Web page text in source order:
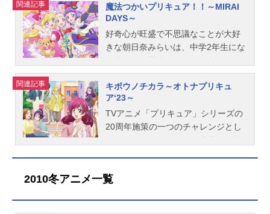
き：宮田俊哉スタッフ原作：東堂い
づみシリーズディレクター：深澤...
リンセス・エル／キュアマジェステ
ィ：古賀葵虹ヶ丘ヨヨ：塩田朋子カ
バトン：間宮康弘バッタモンダー：K
ENNミノトン：酒井敬幸スキアヘッ
グ：本田貴子スタッフシリーズディ
レクター：小川孝治シリーズ構成：
金月龍之介キャラクターデザイン：
斎藤敦史...
﨑敦美猫屋敷ユキ／キュアニャミ
ー：松田颯水猫屋敷まゆ／キュアリ
リアン：上田麗奈兎山悟：寺島拓篤
メエメエ：立花慎之介ガオウ：大塚
原麻衣ニコ：植田佳奈スタッフシリ
ーズディレクター：佐藤雅教 シリ
ーズ構成：成田良美キャラクターデ
ザイン：内田陽子衣装・プロップデ
ザイン：NaSka美術デザイン：いい
佳 髙橋麻樹アニメーション制作：
れ、伝説の救世主《キュアアイド
ル》に変身！歌って踊ってファンサ
して♡どんな真っ暗闇でも、キミを
キラッキランランにしちゃうよ！作
形態TVアニメシリーズプリキュアス
ケジュール2025年2月2日（日）～20
26年1月25日（日）ABCテレビ・テ
レビ朝日系列全国24局ネットにて話
数全49話キャスト咲良うた／キュア
プリルン／キュアズキューン：南條
美春ピカリーネ：大原さやかタナカ
ったのは、名探偵に憧れている14歳
の女の子【小林みくる】！そんな
中、事件発生！？大切なものを盗ま
れて困っている人がいるみたい…！
ざ…！？困っている人を見逃せな
い…！そんな思いから、あんなとみ
くるは【名探偵プリキュア】に変
身！！名探偵プリキュアがみんなの
笑顔を推理で守る！「そのナゾ！キ
放送形態TVアニメシリーズプリキュ
～テレビ朝日系にてキャスト明智あ
関連記事
魔法つかいプリキュア！！～MIRAI
DAYS～
好奇心が旺盛で不思議なことが大好
きな朝日奈みらいは、中学2年生にな
と出会う。奇跡と魔法に導かれて、
リコと共に伝説の魔法つかい「プリ
キュア」に変身!みらいが大切にして
いるクマのぬいぐるみのモフルン
や、「リンクルスマホン」から生ま
った混沌を退ける。しかしそれはみ
関連記事
キボウノチカラ～オトナプリキュ
ア‘23～
TVアニメ「プリキュア」シリーズの
20周年施策の一つのチャレンジとし
ぞみを中心に、彼女たちが成長した
2010冬アニメ一覧